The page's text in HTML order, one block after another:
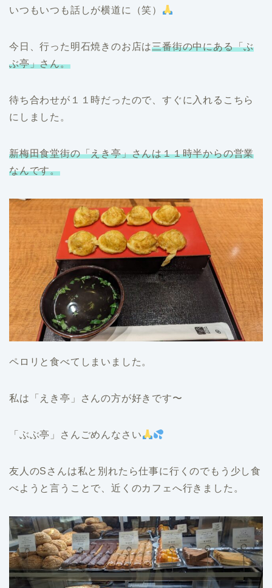
いつもいつも話しが横道に（笑）
今日、行った明石焼きのお店は三番街の中にある「ぶ
ぶ亭」さん。
待ち合わせが１１時だったので、すぐに入れるこちら
にしました。
新梅田食堂街の「えき亭」さんは１１時半からの営業
なんです。
ペロリと食べてしまいました。
私は「えき亭」さんの方が好きです〜
「ぶぶ亭」さんごめんなさい
友人のSさんは私と別れたら仕事に行くのでもう少し食
べようと言うことで、近くのカフェへ行きました。